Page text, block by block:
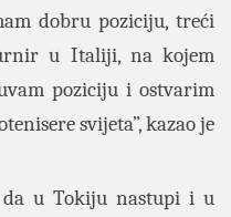
dobru poziciju, treći
u Italiji, na kojem
poziciju i ostvarim
svijeta”, kazao je
u Tokiju nastupi i u